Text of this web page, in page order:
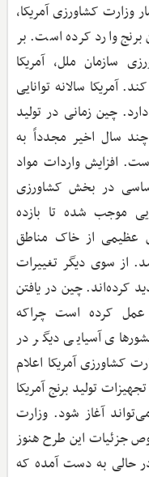
وزارت کشاورزی آمریکا،
وارد کرده است. بر
سازمان ملل، آمریکا
آمریکا سالانه توانایی
چین زمانی در تولید
سال اخیر مجدداً به
افزایش واردات مواد
در بخش کشاورزی
موجب شده تا بازده
عظیمی از خاک مناطق
از سوی دیگر تغییرات
کرده‌اند. چین در یافتن
عمل کرده است چراکه
آسیایی دیگر در
کشاورزی آمریکا اعلام
تولید برنج آمریکا
آغاز شود. وزارت
جزئیات این طرح هنوز
حالی به دست آمده که